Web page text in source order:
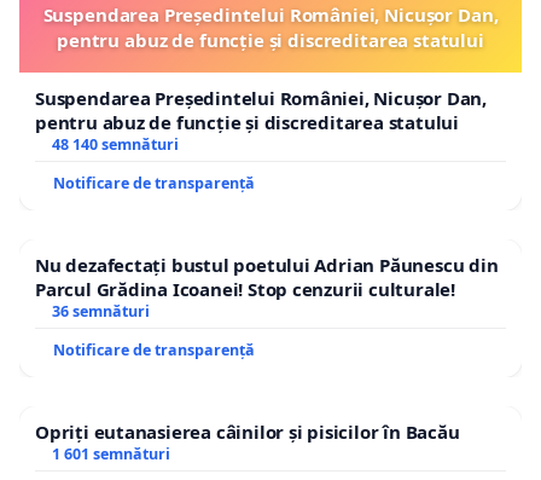
Suspendarea Președintelui României, Nicușor Dan,
pentru abuz de funcție și discreditarea statului
Suspendarea Președintelui României, Nicușor Dan,
pentru abuz de funcție și discreditarea statului
48 140 semnături
Notificare de transparență
Nu dezafectați bustul poetului Adrian Păunescu din
Parcul Grădina Icoanei! Stop cenzurii culturale!
36 semnături
Notificare de transparență
Opriți eutanasierea câinilor și pisicilor în Bacău
1 601 semnături